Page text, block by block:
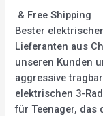
& Free Shipping
Bester
Lieferanten aus
unseren Kunden
aggressive
elektrischen 3-
für Teenager, das